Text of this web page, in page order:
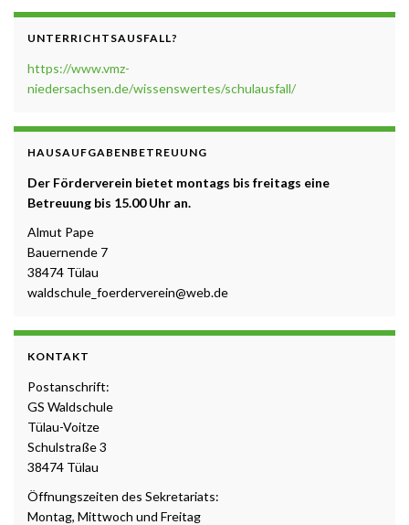
UNTERRICHTSAUSFALL?
https://www.vmz-
niedersachsen.de/wissenswertes/schulausfall/
HAUSAUFGABENBETREUUNG
Der Förderverein bietet montags bis freitags eine
Betreuung bis 15.00 Uhr an.
Almut Pape
Bauernende 7
38474 Tülau
waldschule_foerderverein@web.de
KONTAKT
Postanschrift:
GS Waldschule
Tülau-Voitze
Schulstraße 3
38474 Tülau
Öffnungszeiten des Sekretariats:
Montag, Mittwoch und Freitag